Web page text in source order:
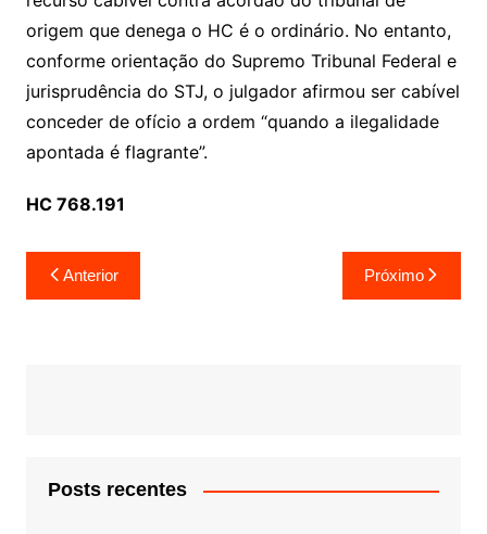
origem que denega o HC é o ordinário. No entanto,
conforme orientação do Supremo Tribunal Federal e
jurisprudência do STJ, o julgador afirmou ser cabível
conceder de ofício a ordem “quando a ilegalidade
apontada é flagrante”.
HC 768.191
Navegação
de
Anterior Próximo
Posts recentes